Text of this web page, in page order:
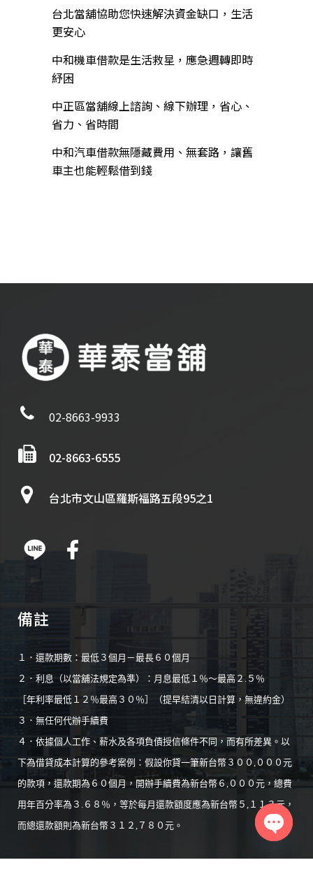
台北當舖協助您快速解決資金缺口，生活
更安心
中和機車借款是生活救星，應急週轉即時
紓困
中正區當舖線上諮詢、線下辦理，省心、
省力、省時間
中和汽車借款無隱藏費用、無套路，讓舊
車主也能輕鬆借到錢
02-8663-9933
02-8663-6555
台北市文山區羅斯福路五段95之1
備註
１．還款期數：最低３個月－最長６０個月
２．利息（以當舖法規定為準）：月息最低１％～最高２.５％
［年利率最低１２％最高３０％］（提早結清以日計算，無違約金）
３．無任何代辦手續費
４．依據個人工作、薪水及各項負債授信條件不同，而有所差異。以
下為借貸成本計算的參考案例：假設你貸一筆新台幣３００,０００元
的款項，還款期為６０個月，開辦手續費為新台幣６,０００元，總費
用年百分率為３.６８％，等於每月還款額度應為新台幣５,１１３元，
而總還款額則為新台幣３１２,７８０元。
chaty